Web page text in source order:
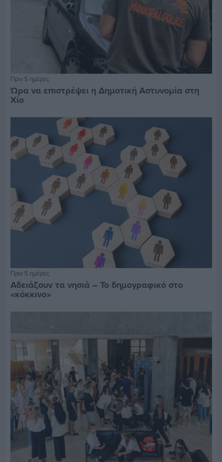
Πριν 5 ημέρες
Ώρα να επιστρέψει η Δημοτική Αστυνομία στη
Χίο
Πριν 5 ημέρες
Αδειάζουν τα νησιά – Το δημογραφικό στο
«κόκκινο»